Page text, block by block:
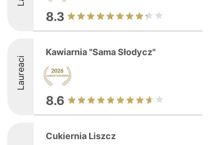
8.3
Laureaci
Kawiarnia "Sama Słodycz"
8.6
Cukiernia Liszcz